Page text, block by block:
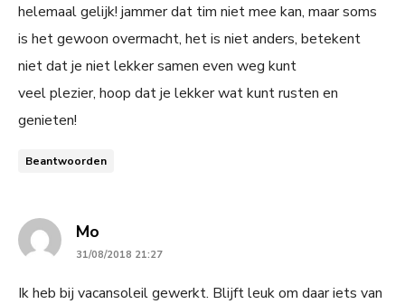
helemaal gelijk! jammer dat tim niet mee kan, maar soms
is het gewoon overmacht, het is niet anders, betekent
niet dat je niet lekker samen even weg kunt
veel plezier, hoop dat je lekker wat kunt rusten en
genieten!
Beantwoorden
Mo
31/08/2018 21:27
Ik heb bij vacansoleil gewerkt. Blijft leuk om daar iets van